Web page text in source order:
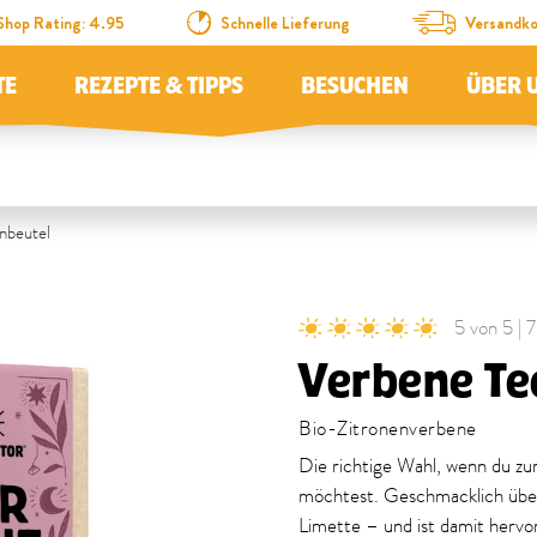
Rating: 4.95 Schnelle Lieferung
REZEPTE & TIPPS BESUCHEN ÜBER
5 von 5 |
Verbene
Bio-Zitronenverbene
Die richtige Wahl, wenn du
möchtest. Geschmacklich
Limette – und ist damit